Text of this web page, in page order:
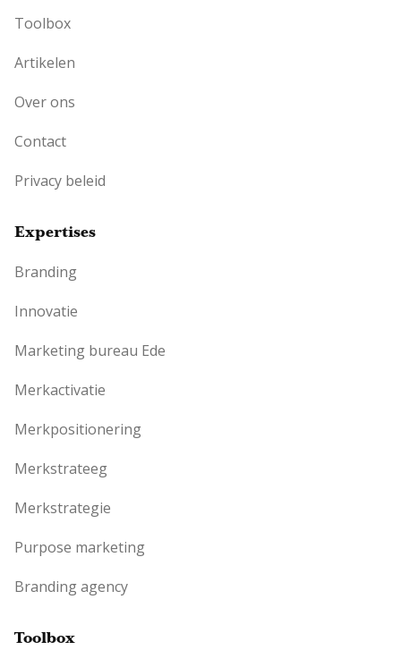
Toolbox
Artikelen
Over ons
Contact
Privacy beleid
Expertises
Branding
Innovatie
Marketing bureau Ede
Merkactivatie
Merkpositionering
Merkstrateeg
Merkstrategie
Purpose marketing
Branding agency
Toolbox